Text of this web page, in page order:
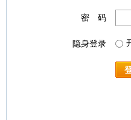
密 码
隐身登录